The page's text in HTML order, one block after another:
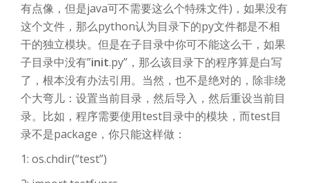
有点像，但是java可不需要这么个特殊文件)，如果没有
这个文件，那么python认为目录下的py文件都是不相
干的独立模块。但是在子目录中你可不能这么干，如果
子目录中没有”init.py”，那么该目录下的程序算是白写
了，根本没有办法引用。当然，也不是绝对的，除非绕
个大弯儿：设置当前目录，然后导入，然后重设当前目
录。比如，程序需要使用test目录中的模块，而test目
录不是package，你只能这样做：
1: os.chdir(“test”)